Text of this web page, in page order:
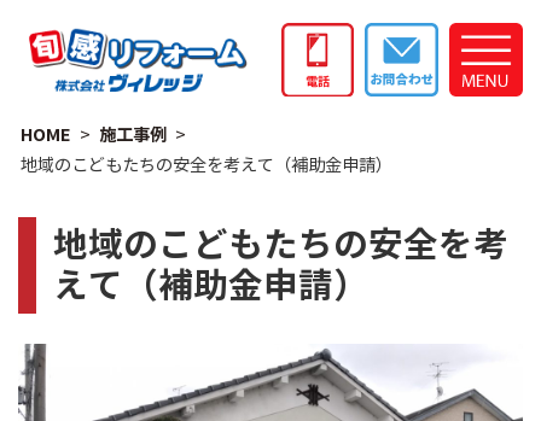
HOME
施工事例
地域のこどもたちの安全を考えて（補助金申請）
地域のこどもたちの安全を考
えて（補助金申請）